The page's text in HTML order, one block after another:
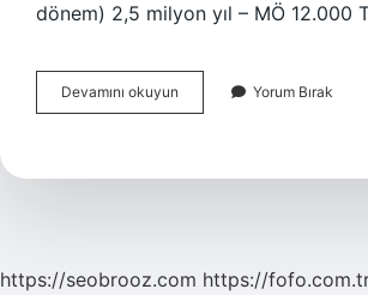
dönem) 2,5 milyon yıl – MÖ 12.000
Devamını okuyun
Taş
Var
Yorum Bırak
https://seobrooz.com https://